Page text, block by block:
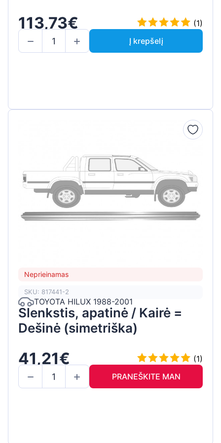
113,73€
(1)
Į krepšelį
Neprieinamas
SKU: 817441-2
TOYOTA HILUX 1988-2001
Slenkstis, apatinė / Kairė =
Dešinė (simetriška)
41,21€
(1)
PRANEŠKITE MAN